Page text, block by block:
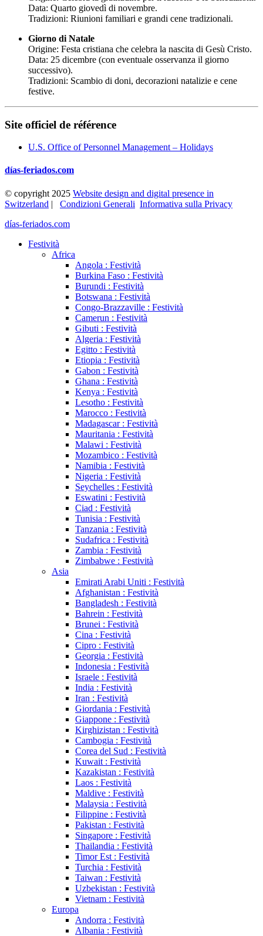
Data: Quarto giovedì di novembre.
Tradizioni: Riunioni familiari e grandi cene tradizionali.
Giorno di Natale
Origine: Festa cristiana che celebra la nascita di Gesù Cristo.
Data: 25 dicembre (con eventuale osservanza il giorno
successivo).
Tradizioni: Scambio di doni, decorazioni natalizie e cene
festive.
Site officiel de référence
U.S. Office of Personnel Management – Holidays
días-feriados.com
© copyright 2025 Website design and digital presence in
Switzerland | Condizioni Generali Informativa sulla Privacy
días-feriados.com
Festività
Africa
Angola : Festività
Burkina Faso : Festività
Burundi : Festività
Botswana : Festività
Congo-Brazzaville : Festività
Camerun : Festività
Gibuti : Festività
Algeria : Festività
Egitto : Festività
Etiopia : Festività
Gabon : Festività
Ghana : Festività
Kenya : Festività
Lesotho : Festività
Marocco : Festività
Madagascar : Festività
Mauritania : Festività
Malawi : Festività
Mozambico : Festività
Namibia : Festività
Nigeria : Festività
Seychelles : Festività
Eswatini : Festività
Ciad : Festività
Tunisia : Festività
Tanzania : Festività
Sudafrica : Festività
Zambia : Festività
Zimbabwe : Festività
Asia
Emirati Arabi Uniti : Festività
Afghanistan : Festività
Bangladesh : Festività
Bahrein : Festività
Brunei : Festività
Cina : Festività
Cipro : Festività
Georgia : Festività
Indonesia : Festività
Israele : Festività
India : Festività
Iran : Festività
Giordania : Festività
Giappone : Festività
Kirghizistan : Festività
Cambogia : Festività
Corea del Sud : Festività
Kuwait : Festività
Kazakistan : Festività
Laos : Festività
Maldive : Festività
Malaysia : Festività
Filippine : Festività
Pakistan : Festività
Singapore : Festività
Thailandia : Festività
Timor Est : Festività
Turchia : Festività
Taiwan : Festività
Uzbekistan : Festività
Vietnam : Festività
Europa
Andorra : Festività
Albania : Festività